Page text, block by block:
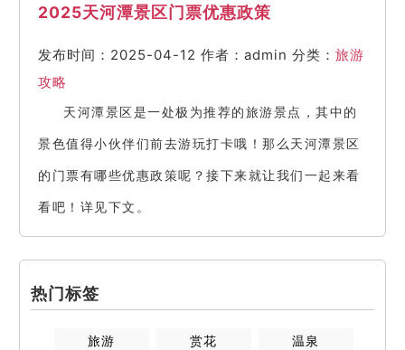
2025天河潭景区门票优惠政策
发布时间：2025-04-12 作者：admin 分类： 旅游
攻略
天河潭景区是一处极为推荐的旅游景点，其中的
景色值得小伙伴们前去游玩打卡哦！那么天河潭景区
的门票有哪些优惠政策呢？接下来就让我们一起来看
看吧！详见下文。
热门标签
旅游 赏花 温泉